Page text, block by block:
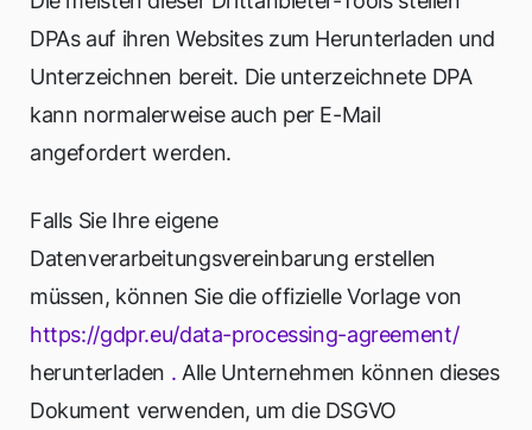
DPAs auf ihren Websites zum Herunterladen und
Unterzeichnen bereit. Die unterzeichnete DPA
kann normalerweise auch per E-Mail
angefordert werden.
Falls Sie Ihre eigene
Datenverarbeitungsvereinbarung erstellen
müssen, können Sie die offizielle Vorlage von
https://gdpr.eu/data-processing-agreement/
herunterladen . Alle Unternehmen können dieses
Dokument verwenden, um die DSGVO